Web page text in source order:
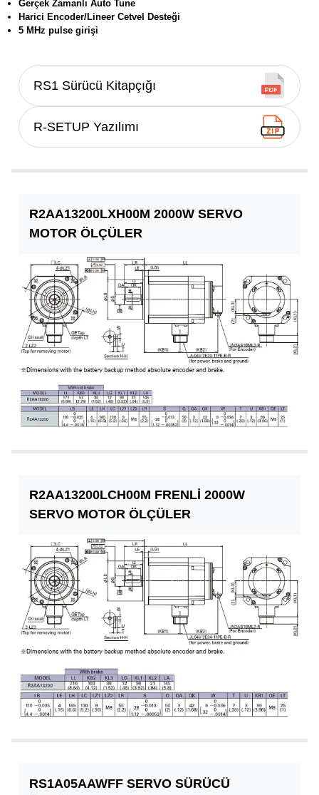
Gerçek Zamanlı Auto Tune
Harici Encoder/Lineer Cetvel Desteği
5 MHz pulse girişi
RS1 Sürücü Kitapçığı
R-SETUP Yazılımı
R2AA13200LXH00M 2000W SERVO
MOTOR ÖLÇÜLER
R2AA13200LCH00M FRENLİ 2000W
SERVO MOTOR ÖLÇÜLER
RS1A05AAWFF SERVO SÜRÜCÜ